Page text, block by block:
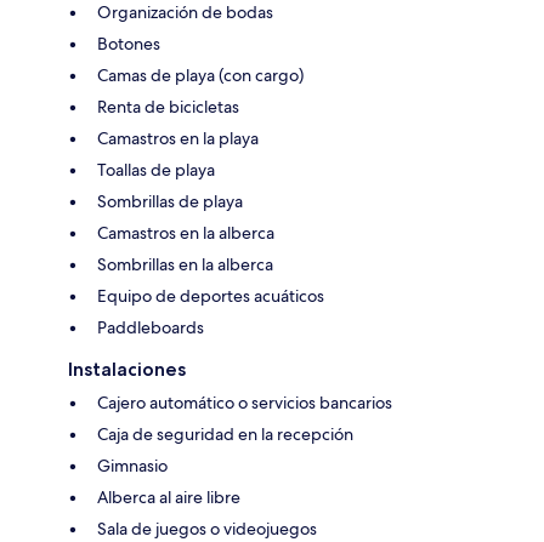
Organización de bodas
Botones
Camas de playa (con cargo)
Renta de bicicletas
Camastros en la playa
Toallas de playa
Sombrillas de playa
Camastros en la alberca
Sombrillas en la alberca
Equipo de deportes acuáticos
Paddleboards
Instalaciones
Cajero automático o servicios bancarios
Caja de seguridad en la recepción
Gimnasio
Alberca al aire libre
Sala de juegos o videojuegos